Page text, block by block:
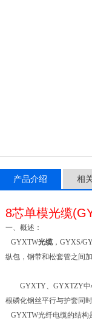
产品介绍 相
8芯单模光缆(
一、概述：
GYXTW光缆，GYXS/
纵包，钢带和松套管之间
GYXTY、GYXTZY中
根磷化钢丝平行与护套同
GYXTW光纤电缆的结构